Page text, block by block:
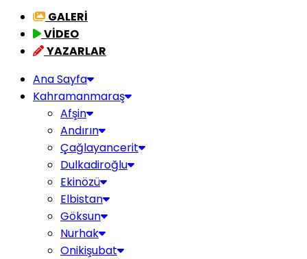
GALERİ
VİDEO
YAZARLAR
Ana Sayfa
Kahramanmaraş
Afşin
Andırın
Çağlayancerit
Dulkadiroğlu
Ekinözü
Elbistan
Göksun
Nurhak
Onikişubat